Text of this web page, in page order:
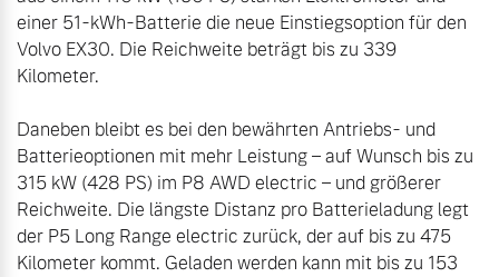
einer 51-kWh-Batterie die neue Einstiegsoption für den
Volvo EX30. Die Reichweite beträgt bis zu 339
Kilometer.
Daneben bleibt es bei den bewährten Antriebs- und
Batterieoptionen mit mehr Leistung – auf Wunsch bis zu
315 kW (428 PS) im P8 AWD electric – und größerer
Reichweite. Die längste Distanz pro Batterieladung legt
der P5 Long Range electric zurück, der auf bis zu 475
Kilometer kommt. Geladen werden kann mit bis zu 153